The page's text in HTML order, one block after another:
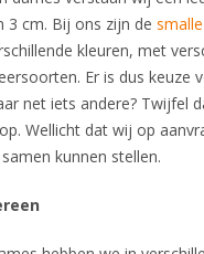
3 cm. Bij ons zijn de
kleuren, met
Er is dus keuze
net iets andere? Twijfel
Wellicht dat wij op
kunnen stellen.